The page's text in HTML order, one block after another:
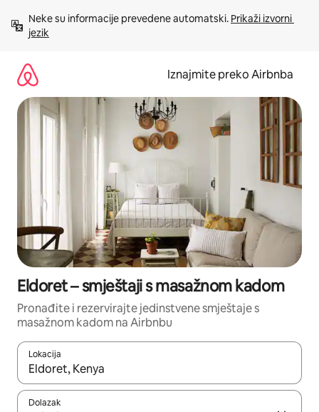
sadržaj
Neke su informacije prevedene automatski. Prikaži izvorni
jezik
Iznajmite preko Airbnba
Eldoret – smještaji s masažnom kadom
Pronađite i rezervirajte jedinstvene smještaje s
masažnom kadom na Airbnbu
Lokacija
Kada budu dostupni rezultati, moći ćete ih pregledati
Dolazak